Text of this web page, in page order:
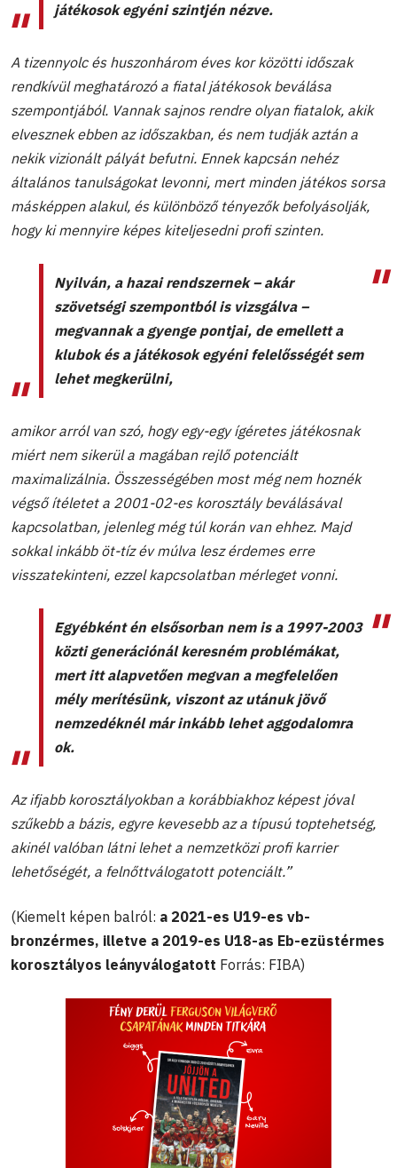
játékosok egyéni szintjén nézve.
A tizennyolc és huszonhárom éves kor közötti időszak
rendkívül meghatározó a fiatal játékosok beválása
szempontjából. Vannak sajnos rendre olyan fiatalok, akik
elvesznek ebben az időszakban, és nem tudják aztán a
nekik vizionált pályát befutni. Ennek kapcsán nehéz
általános tanulságokat levonni, mert minden játékos sorsa
másképpen alakul, és különböző tényezők befolyásolják,
hogy ki mennyire képes kiteljesedni profi szinten.
Nyilván, a hazai rendszernek – akár
szövetségi szempontból is vizsgálva –
megvannak a gyenge pontjai, de emellett a
klubok és a játékosok egyéni felelősségét sem
lehet megkerülni,
amikor arról van szó, hogy egy-egy ígéretes játékosnak
miért nem sikerül a magában rejlő potenciált
maximalizálnia. Összességében most még nem hoznék
végső ítéletet a 2001-02-es korosztály beválásával
kapcsolatban, jelenleg még túl korán van ehhez. Majd
sokkal inkább öt-tíz év múlva lesz érdemes erre
visszatekinteni, ezzel kapcsolatban mérleget vonni.
Egyébként én elsősorban nem is a 1997-2003
közti generációnál keresném problémákat,
mert itt alapvetően megvan a megfelelően
mély merítésünk, viszont az utánuk jövő
nemzedéknél már inkább lehet aggodalomra
ok.
Az ifjabb korosztályokban a korábbiakhoz képest jóval
szűkebb a bázis, egyre kevesebb az a típusú toptehetség,
akinél valóban látni lehet a nemzetközi profi karrier
lehetőségét, a felnőttválogatott potenciált.”
(Kiemelt képen balról: a 2021-es U19-es vb-
bronzérmes, illetve a 2019-es U18-as Eb-ezüstérmes
korosztályos leányválogatott Forrás: FIBA)